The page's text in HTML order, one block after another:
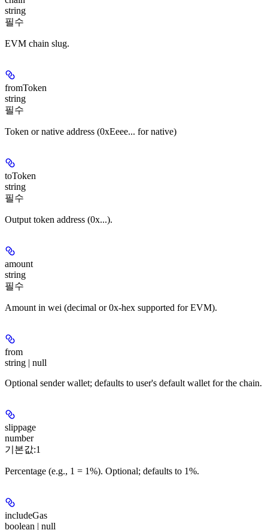
string
필수
EVM chain slug.
fromToken
string
필수
Token or native address (0xEeee... for native)
toToken
string
필수
Output token address (0x...).
amount
string
필수
Amount in wei (decimal or 0x-hex supported for EVM).
from
string | null
Optional sender wallet; defaults to user's default wallet for the chain.
slippage
number
기본값:1
Percentage (e.g., 1 = 1%). Optional; defaults to 1%.
includeGas
boolean | null